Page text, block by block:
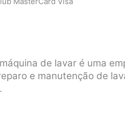
de lavar é uma
e manutenção de